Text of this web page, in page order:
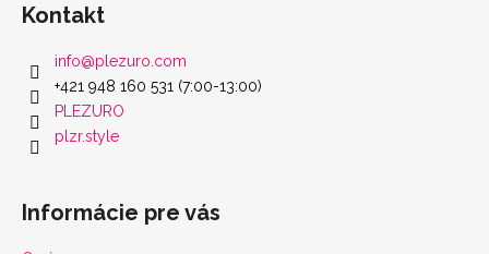
Kontakt
info@plezuro.com
+421 948 160 531 (7:00-13:00)
PLEZURO
plzr.style
Informácie pre vás